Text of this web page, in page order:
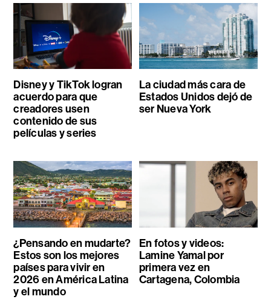
Disney y TikTok logran
acuerdo para que
creadores usen
contenido de sus
películas y series
La ciudad más cara de
Estados Unidos dejó de
ser Nueva York
¿Pensando en mudarte?
Estos son los mejores
países para vivir en
2026 en América Latina
y el mundo
En fotos y videos:
Lamine Yamal por
primera vez en
Cartagena, Colombia